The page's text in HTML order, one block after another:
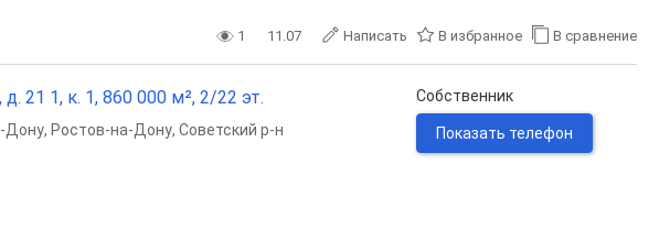
1 11.07 Написать В избранное В сравнение
21 1, к. 1, 860 000 м², 2/22 эт.
Дону, Ростов-на-Дону, Советский р-н
Собственник
Показать телефон